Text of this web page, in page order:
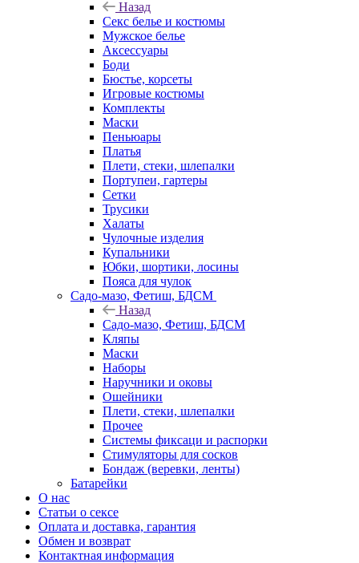
Назад
Секс белье и костюмы
Мужское белье
Аксессуары
Боди
Бюстье, корсеты
Игровые костюмы
Комплекты
Маски
Пеньюары
Платья
Плети, стеки, шлепалки
Портупеи, гартеры
Сетки
Трусики
Халаты
Чулочные изделия
Купальники
Юбки, шортики, лосины
Пояса для чулок
Садо-мазо, Фетиш, БДСМ
Назад
Садо-мазо, Фетиш, БДСМ
Кляпы
Маски
Наборы
Наручники и оковы
Ошейники
Плети, стеки, шлепалки
Прочее
Системы фиксаци и распорки
Стимуляторы для сосков
Бондаж (веревки, ленты)
Батарейки
О нас
Статьи о сексе
Оплата и доставка, гарантия
Обмен и возврат
Контактная информация